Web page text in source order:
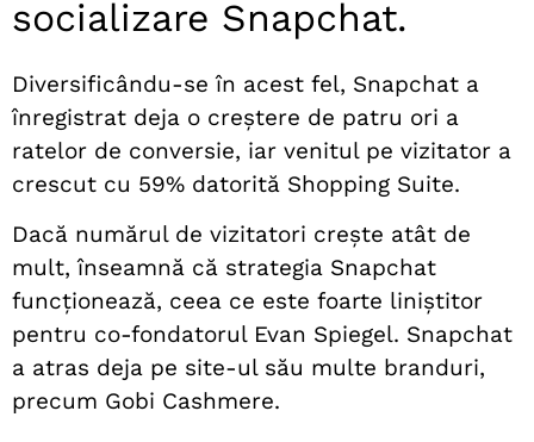
socializare Snapchat.
Diversificându-se în acest fel, Snapchat a
înregistrat deja o creștere de patru ori a
ratelor de conversie, iar venitul pe vizitator a
crescut cu 59% datorită Shopping Suite.
Dacă numărul de vizitatori crește atât de
mult, înseamnă că strategia Snapchat
funcționează, ceea ce este foarte liniștitor
pentru co-fondatorul Evan Spiegel. Snapchat
a atras deja pe site-ul său multe branduri,
precum Gobi Cashmere.